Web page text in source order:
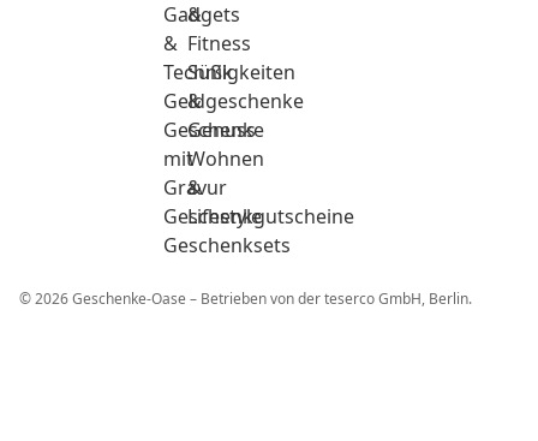
Gadgets
&
Technik
Geldgeschenke
Geschenke
mit
Gravur
Geschenkgutscheine
Geschenksets
&
Fitness
Süßigkeiten
&
Genuss
Wohnen
&
Lifestyle
© 2026 Geschenke-Oase – Betrieben von der teserco GmbH, Berlin.